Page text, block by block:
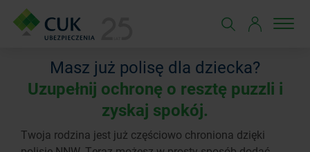
Masz już polisę dla dziecka?
Uzupełnij ochronę o resztę puzzli i
zyskaj spokój.
Twoja rodzina jest już częściowo chroniona dzięki